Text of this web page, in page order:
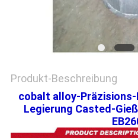
Produkt-Beschreibung
cobalt alloy-
Legierung Casted-